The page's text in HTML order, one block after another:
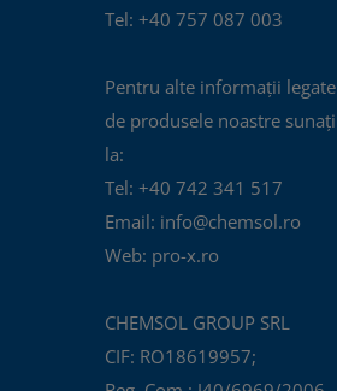
Tel: +40 757 087 003
Pentru alte informații legate
de produsele noastre sunați
la:
Tel: +40 742 341 517
Email: info@chemsol.ro
Web: pro-x.ro
CHEMSOL GROUP SRL
CIF: RO18619957;